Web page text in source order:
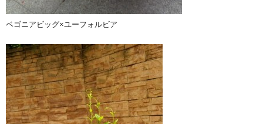
ベゴニアビッグ×ユーフォルビア